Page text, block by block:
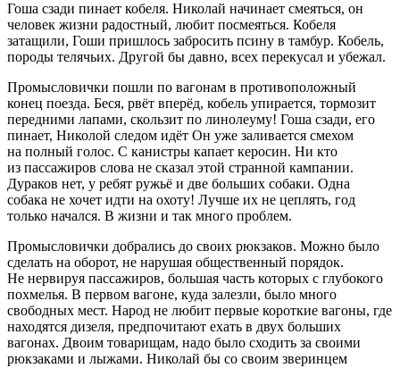
Гоша сзади пинает кобеля. Николай начинает смеяться, он
человек жизни радостный, любит посмеяться. Кобеля
затащили, Гоши пришлось забросить псину в тамбур. Кобель,
породы телячьих. Другой бы давно, всех перекусал и убежал.
Промысловички пошли по вагонам в противоположный
конец поезда. Беся, рвёт вперёд, кобель упирается, тормозит
передними лапами, скользит по линолеуму! Гоша сзади, его
пинает, Николой следом идёт Он уже заливается смехом
на полный голос. С канистры капает керосин. Ни кто
из пассажиров слова не сказал этой странной кампании.
Дураков нет, у ребят ружьё и две больших собаки. Одна
собака не хочет идти на охоту! Лучше их не цеплять, год
только начался. В жизни и так много проблем.
Промысловички добрались до своих рюкзаков. Можно было
сделать на оборот, не нарушая общественный порядок.
Не нервируя пассажиров, большая часть которых с глубокого
похмелья. В первом вагоне, куда залезли, было много
свободных мест. Народ не любит первые короткие вагоны, где
находятся дизеля, предпочитают ехать в двух больших
вагонах. Двоим товарищам, надо было сходить за своими
рюкзаками и лыжами. Николай бы со своим зверинцем